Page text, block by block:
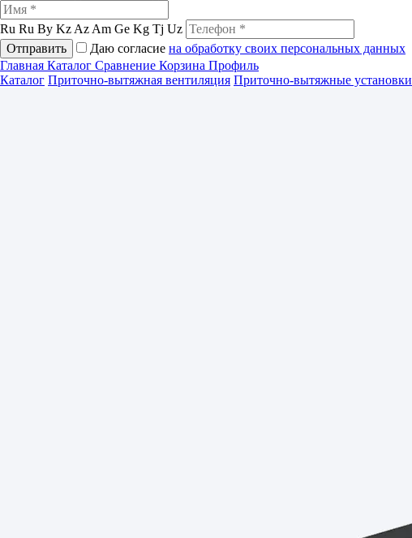
Ru Ru By Kz Az Am Ge Kg Tj Uz
Отправить
Даю согласие на обработку своих персональных данных
Главная Каталог Сравнение Корзина Профиль
Каталог Приточно-вытяжная вентиляция Приточно-вытяжные установки